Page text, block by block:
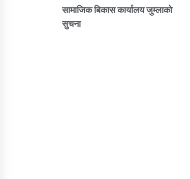
सामाजिक बिकास कार्यालय जुम्लाकाे
सुचना